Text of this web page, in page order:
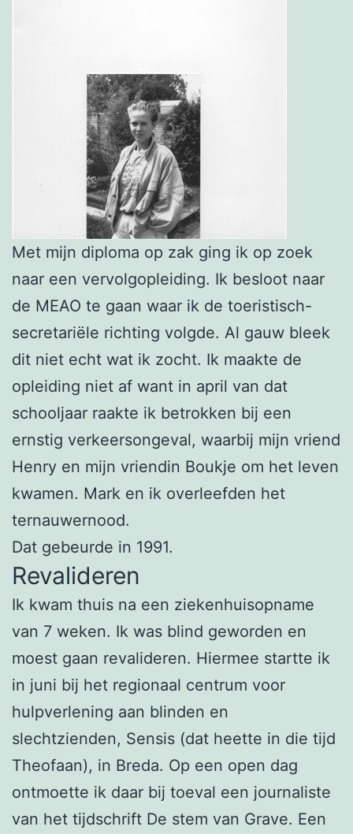
Met mijn diploma op zak ging ik op zoek
naar een vervolgopleiding. Ik besloot naar
de MEAO te gaan waar ik de toeristisch-
secretariële richting volgde. Al gauw bleek
dit niet echt wat ik zocht. Ik maakte de
opleiding niet af want in april van dat
schooljaar raakte ik betrokken bij een
ernstig verkeersongeval, waarbij mijn vriend
Henry en mijn vriendin Boukje om het leven
kwamen. Mark en ik overleefden het
ternauwernood.
Dat gebeurde in 1991.
Revalideren
Ik kwam thuis na een ziekenhuisopname
van 7 weken. Ik was blind geworden en
moest gaan revalideren. Hiermee startte ik
in juni bij het regionaal centrum voor
hulpverlening aan blinden en
slechtzienden, Sensis (dat heette in die tijd
Theofaan), in Breda. Op een open dag
ontmoette ik daar bij toeval een journaliste
van het tijdschrift De stem van Grave. Een